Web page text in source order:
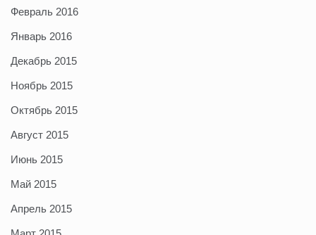
Февраль 2016
Январь 2016
Декабрь 2015
Ноябрь 2015
Октябрь 2015
Август 2015
Июнь 2015
Май 2015
Апрель 2015